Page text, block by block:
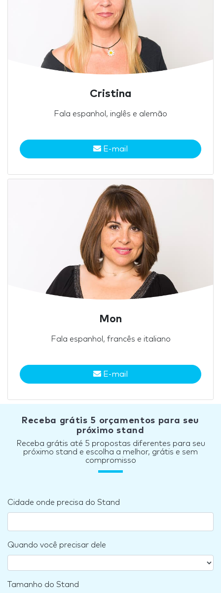
Cristina
Fala espanhol, inglês e alemão
E-mail
Mon
Fala espanhol, francês e italiano
E-mail
Receba grátis 5 orçamentos para seu
próximo stand
Receba grátis até 5 propostas diferentes para seu
próximo stand e escolha a melhor, grátis e sem
compromisso
Cidade onde precisa do Stand
Quando você precisar dele
Tamanho do Stand